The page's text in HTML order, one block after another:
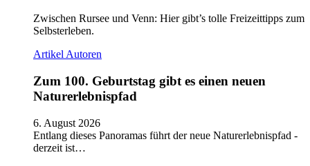
Zwischen Rursee und Venn: Hier gibt’s tolle Freizeittipps zum
Selbsterleben.
Artikel Autoren
Zum 100. Geburtstag gibt es einen neuen
Naturerlebnispfad
6. August 2026
Entlang dieses Panoramas führt der neue Naturerlebnispfad -
derzeit ist…